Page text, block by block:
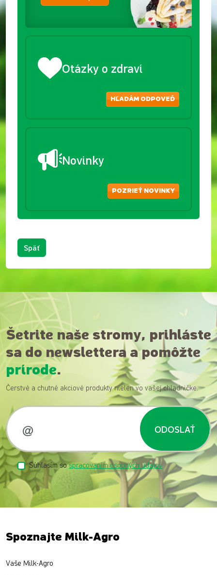
Otázky o zdraví
HĽADÁM ODPOVEĎ
Novinky
POZRIEŤ NOVINKY
Späť
Šetrite naše stromy, prihláste
sa do newslettera a pomôžte
prírode.
Čerstvé a chutné akciové produkty nielen vo vašej chladničke.
ODOSLAŤ
Súhlasím sospracovaním osobných údajov
Spoznajte Milk-Agro
Vaše Milk-Agro